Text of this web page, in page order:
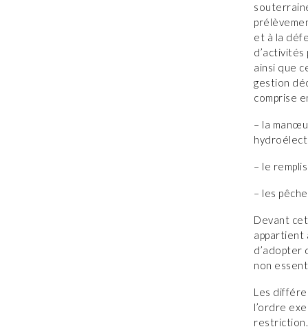
et à la
ainsi que
gestion
comprise
– la
– le
– les
Devant
appartient
d’adopter
non
Les
l’ordre
restriction.